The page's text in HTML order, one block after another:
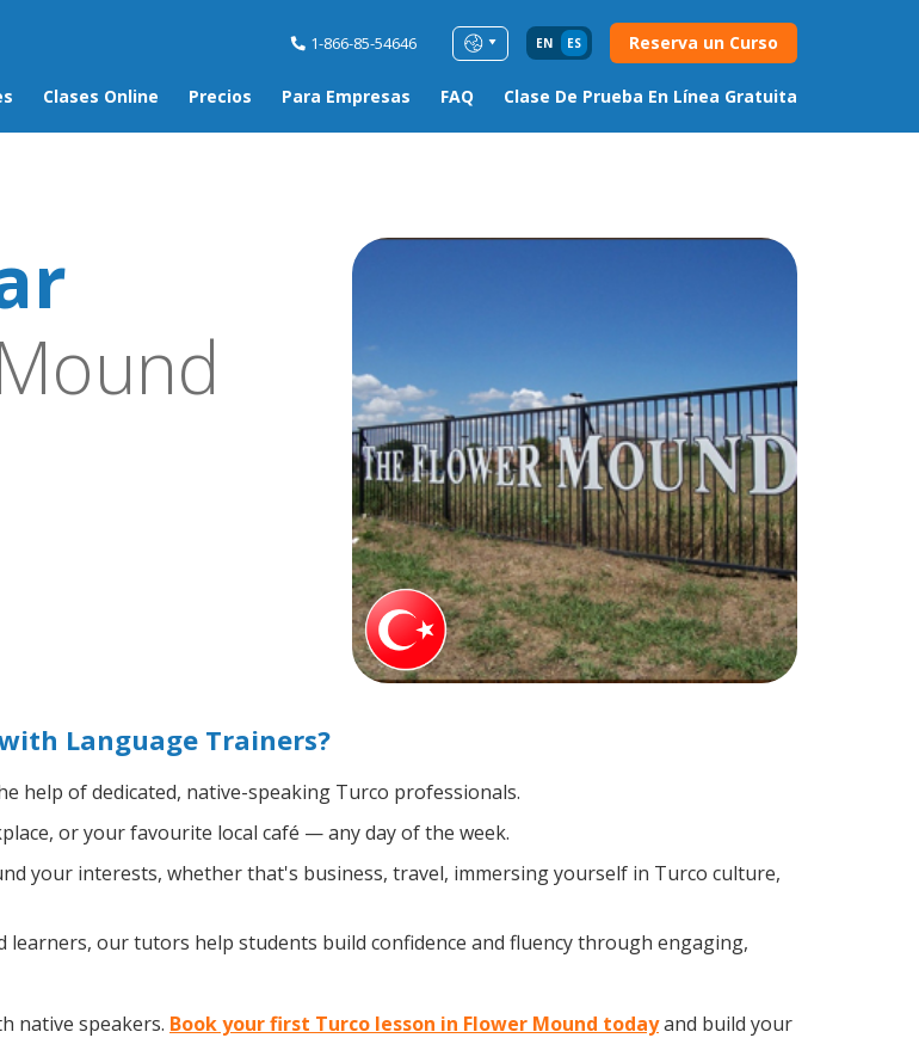
1-866-85-54646 EN ES Reserva un Curso
Clases Online Precios Para Empresas FAQ Clase De Prueba En Línea Gratuita
Language Trainers?
help of dedicated, native-speaking Turco professionals.
or your favourite local café — any day of the week.
your interests, whether that's business, travel, immersing yourself in Turco culture,
learners, our tutors help students build confidence and fluency through engaging,
native speakers. Book your first Turco lesson in Flower Mound todayand build your